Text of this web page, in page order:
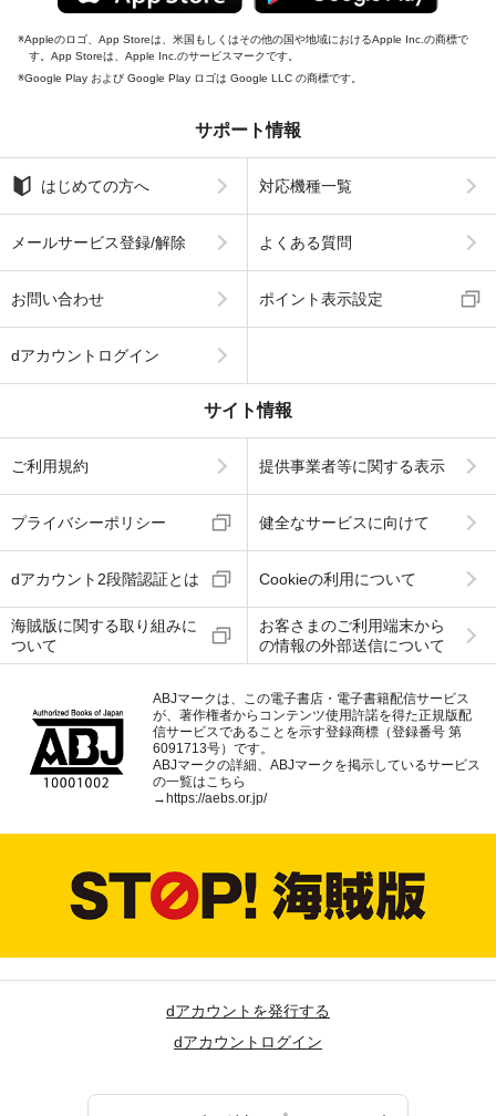
Appleのロゴ、App Storeは、米国もしくはその他の国や地域におけるApple Inc.の商標で
す。App Storeは、Apple Inc.のサービスマークです。
Google Play および Google Play ロゴは Google LLC の商標です。
サポート情報
はじめての方へ 対応機種一覧
メールサービス登録/解除 よくある質問
お問い合わせ ポイント表示設定
dアカウントログイン
サイト情報
ご利用規約 提供事業者等に関する表示
プライバシーポリシー 健全なサービスに向けて
dアカウント2段階認証とは Cookieの利用について
海賊版に関する取り組みに
ついて
お客さまのご利用端末から
の情報の外部送信について
ABJマークは、この電子書店・電子書籍配信サービス
が、著作権者からコンテンツ使用許諾を得た正規版配
信サービスであることを示す登録商標（登録番号 第
6091713号）です。
ABJマークの詳細、ABJマークを掲示しているサービス
の一覧はこちら
→https://aebs.or.jp/
dアカウントを発行する
dアカウントログイン